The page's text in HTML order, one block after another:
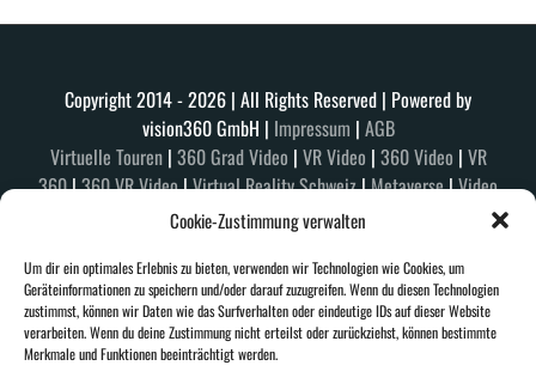
Cookie-Zustimmung verwalten
Um dir ein optimales Erlebnis zu bieten, verwenden wir Technologien wie Cookies, um
Geräteinformationen zu speichern und/oder darauf zuzugreifen. Wenn du diesen Technologien
zustimmst, können wir Daten wie das Surfverhalten oder eindeutige IDs auf dieser Website
verarbeiten. Wenn du deine Zustimmung nicht erteilst oder zurückziehst, können bestimmte
Merkmale und Funktionen beeinträchtigt werden.
Copyright 2014 -2026 | All Rights Reserved | Powered by
vision360 GmbH | Impressum | AGB
Virtuelle Touren| 360 Grad Video | VR Video | 360 Video | VR
360|360 VR Video|Virtual Reality Schweiz|Metaverse|Video
Production|ABOUT US|